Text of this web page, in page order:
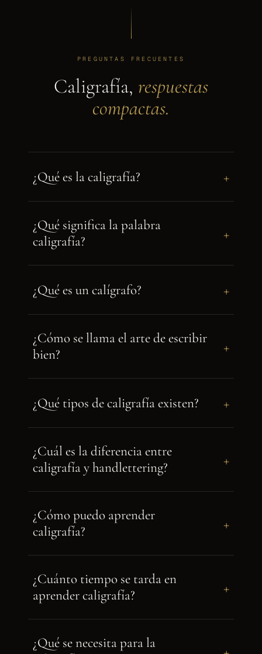
PREGUNTAS FRECUENTES
Caligrafía, respuestas
compactas.
¿Qué es la caligrafía? +
¿Qué significa la palabra
caligrafía?
+
¿Qué es un calígrafo? +
¿Cómo se llama el arte de escribir
bien?
+
¿Qué tipos de caligrafía existen? +
¿Cuál es la diferencia entre
caligrafía y handlettering?
+
¿Cómo puedo aprender
caligrafía?
+
¿Cuánto tiempo se tarda en
aprender caligrafía?
+
¿Qué se necesita para la